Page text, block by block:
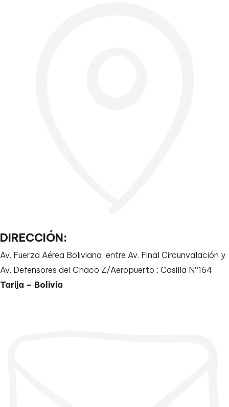
DIRECCIÓN:
Av. Fuerza Aérea Boliviana, entre Av. Final Circunvalación y
Av. Defensores del Chaco Z/Aeropuerto ; Casilla Nº164
Tarija – Bolivia